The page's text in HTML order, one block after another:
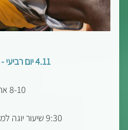
4.11 יום רביעי - תרבות והיסטוריה
8-10 ארוחת בוקר
9:30 שיעור יוגה למתוח את הגוף והנפש.